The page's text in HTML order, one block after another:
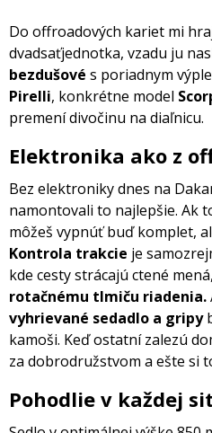
Do offroadových kariet mi
dvadsaťjednotka, vzadu ju
bezdušové s poriadnym
Pirelli, konkrétne model
premení divočinu na diaľnicu.
Elektronika ako z
Bez elektroniky dnes na
namontovali to najlepšie. Ak
môžeš vypnúť buď komplet,
Kontrola trakcie je
kde cesty strácajú ctené
rotačnému tlmiču riadenia.
vyhrievané sedadlo a gripy
kamoši. Keď ostatní zalezú
za dobrodružstvom a ešte si
Pohodlie v každej